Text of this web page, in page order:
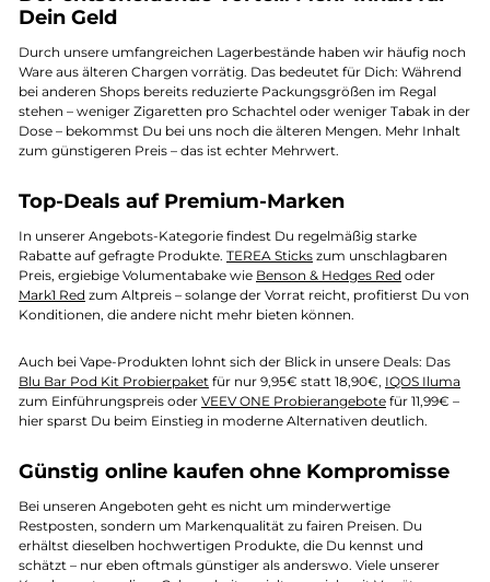
Dein Geld
Durch unsere umfangreichen Lagerbestände haben wir häufig noch
Ware aus älteren Chargen vorrätig. Das bedeutet für Dich: Während
bei anderen Shops bereits reduzierte Packungsgrößen im Regal
stehen – weniger Zigaretten pro Schachtel oder weniger Tabak in der
Dose – bekommst Du bei uns noch die älteren Mengen. Mehr Inhalt
zum günstigeren Preis – das ist echter Mehrwert.
Top-Deals auf Premium-Marken
In unserer Angebots-Kategorie findest Du regelmäßig starke
Rabatte auf gefragte Produkte. TEREA Sticks zum unschlagbaren
Preis, ergiebige Volumentabake wie Benson & Hedges Red oder
Mark1 Red zum Altpreis – solange der Vorrat reicht, profitierst Du von
Konditionen, die andere nicht mehr bieten können.
Auch bei Vape-Produkten lohnt sich der Blick in unsere Deals: Das
Blu Bar Pod Kit Probierpaket für nur 9,95€ statt 18,90€, IQOS Iluma
zum Einführungspreis oder VEEV ONE Probierangebote für 11,99€ –
hier sparst Du beim Einstieg in moderne Alternativen deutlich.
Günstig online kaufen ohne Kompromisse
Bei unseren Angeboten geht es nicht um minderwertige
Restposten, sondern um Markenqualität zu fairen Preisen. Du
erhältst dieselben hochwertigen Produkte, die Du kennst und
schätzt – nur eben oftmals günstiger als anderswo. Viele unserer